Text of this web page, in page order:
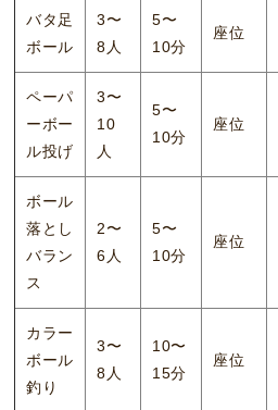
バタ足
ボール
3〜
8人
5〜
10分
座位
ペーパ
ーボー
ル投げ
3〜
10
人
5〜
10分
座位
ボール
落とし
バラン
ス
2〜
6人
5〜
10分
座位
カラー
ボール
釣り
3〜
8人
10〜
15分
座位